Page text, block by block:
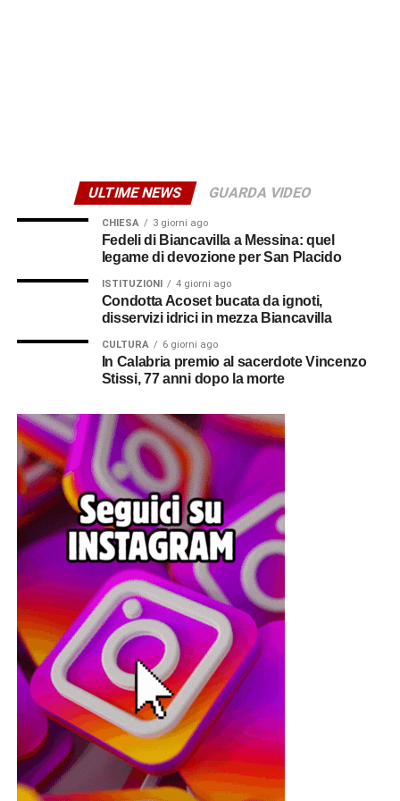
ULTIME NEWS GUARDA VIDEO
CHIESA 3 giorni ago
Fedeli di Biancavilla a Messina: quel
legame di devozione per San Placido
ISTITUZIONI 4 giorni ago
Condotta Acoset bucata da ignoti,
disservizi idrici in mezza Biancavilla
CULTURA 6 giorni ago
In Calabria premio al sacerdote Vincenzo
Stissi, 77 anni dopo la morte